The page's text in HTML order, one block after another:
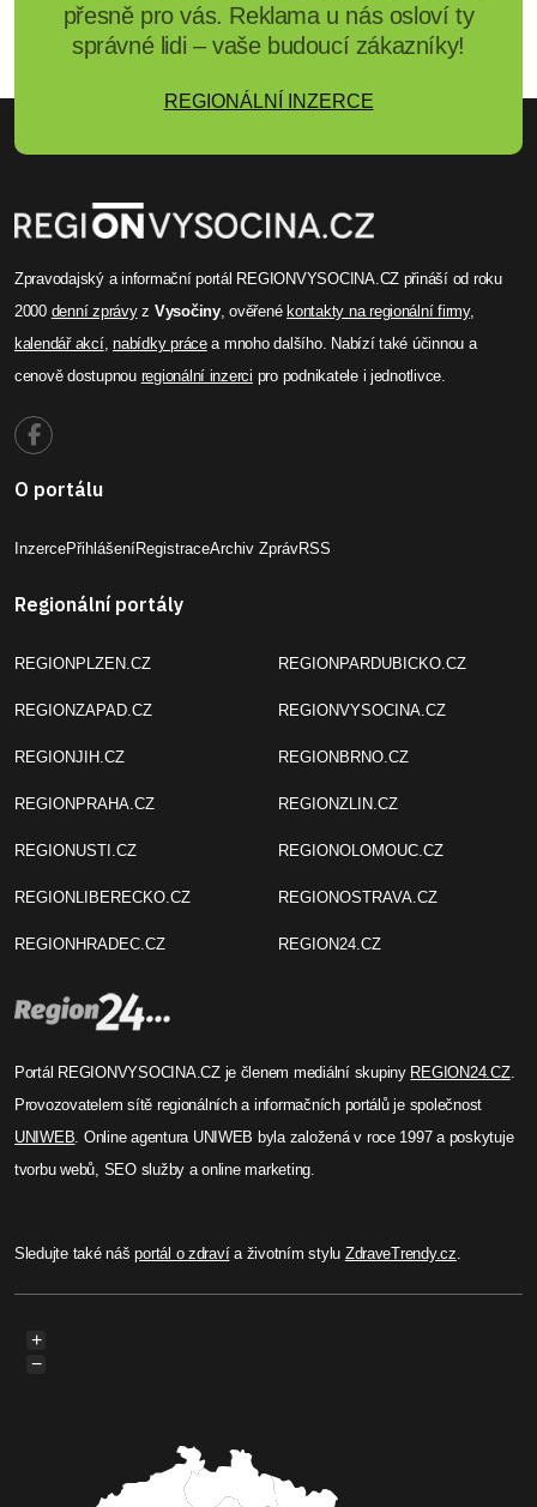
přesně pro vás. Reklama u nás osloví ty
správné lidi – vaše budoucí zákazníky!
REGIONÁLNÍ INZERCE
Zpravodajský a informační portál REGIONVYSOCINA.CZ přináší od roku
2000 denní zprávyz Vysočiny, ověřenékontakty na regionální firmy,
kalendář akcí,nabídky prácea mnoho dalšího. Nabízí také účinnou a
cenově dostupnou regionální inzerci pro podnikatele i jednotlivce.
O portálu
InzercePřihlášeníRegistraceArchiv ZprávRSS
Regionální portály
REGIONPLZEN.CZ
REGIONZAPAD.CZ
REGIONJIH.CZ
REGIONPRAHA.CZ
REGIONUSTI.CZ
REGIONLIBERECKO.CZ
REGIONHRADEC.CZ
REGIONPARDUBICKO.CZ
REGIONVYSOCINA.CZ
REGIONBRNO.CZ
REGIONZLIN.CZ
REGIONOLOMOUC.CZ
REGIONOSTRAVA.CZ
REGION24.CZ
Portál REGIONVYSOCINA.CZ je členem mediální skupiny REGION24.CZ.
Provozovatelem sítě regionálních a informačních portálů je společnost
UNIWEB . Online agentura UNIWEB byla založená v roce 1997 a poskytuje
tvorbu webů, SEO služby a online marketing.
Sledujte také nášportál o zdravía životním stylu ZdraveTrendy.cz
+
−